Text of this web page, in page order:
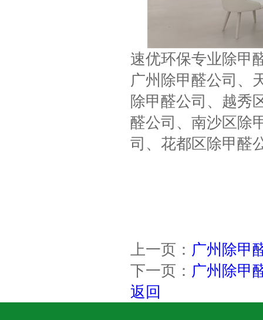
速优环保专业除甲
广州除甲醛公司、
除甲醛公司、越秀
醛公司、南沙区除
司、花都区除甲醛
上一页： 广州除甲
下一页： 广州除甲
返回